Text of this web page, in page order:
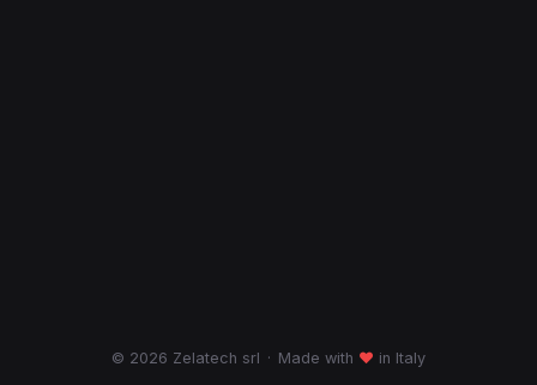
© 2026 Zelatech srl · Made with ♥ in Italy